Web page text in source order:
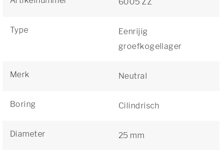
Type
Eenrijig
groefkogellager
Merk Neutral
Boring Cilindrisch
Diameter 25 mm